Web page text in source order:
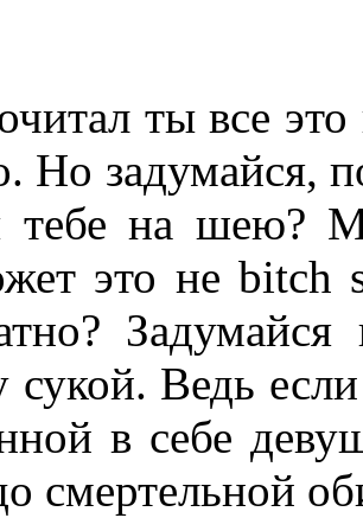
ты все это
Но задумайся,
тебе на шею?
это не bitch
сукой. Ведь
в себе
смертельной